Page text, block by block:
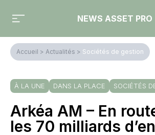
NEWS ASSET PRO
Accueil > Actualités > Sociétés de gestion
À LA UNE DANS LA PLACE SOCIÉTÉS
Arkéa AM – En
les 70 milliards